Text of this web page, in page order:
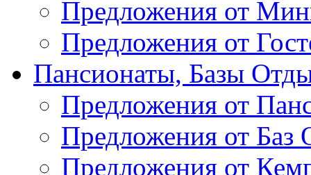
Предложения от
Предложения от
Пансионаты, Базы
Предложения от
Предложения от Баз
Предложения от